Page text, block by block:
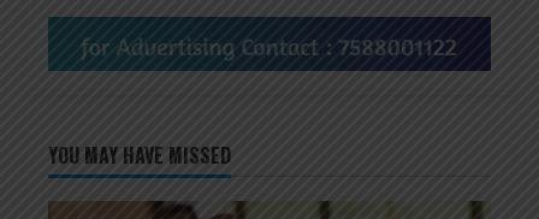
YOU MAY HAVE MISSED